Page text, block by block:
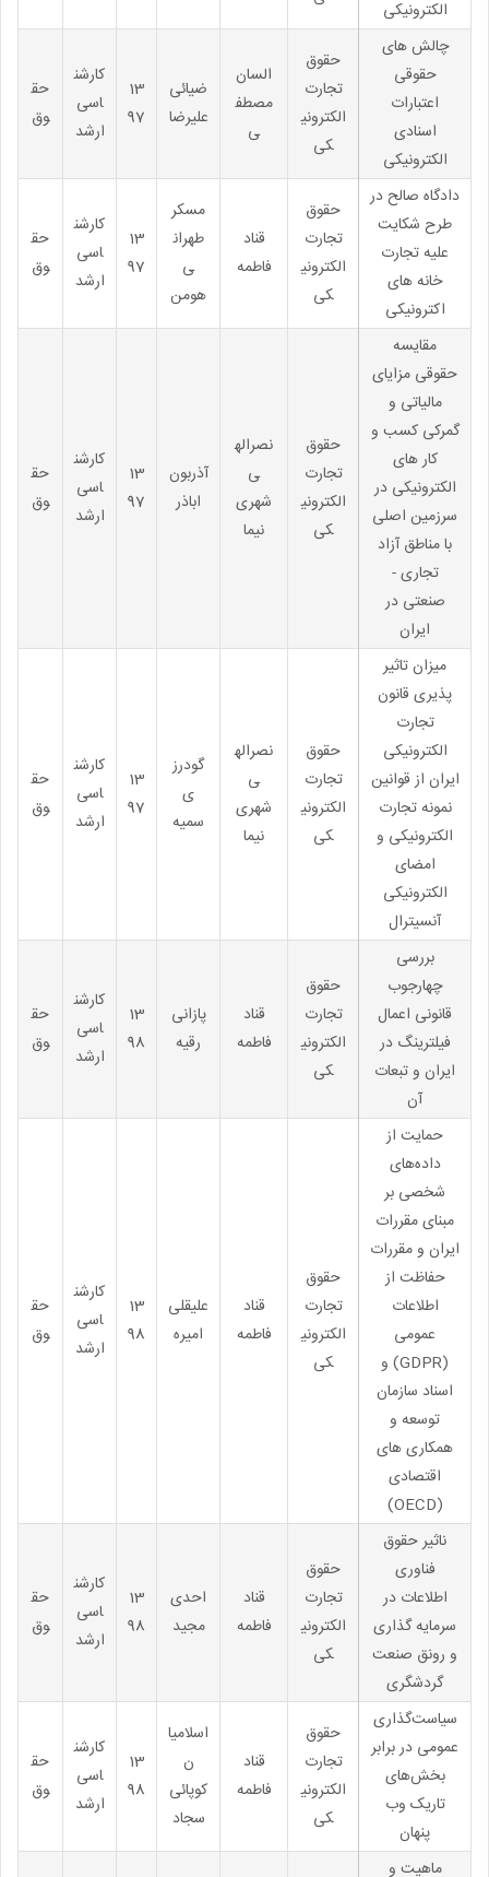
الکترونیکی
چالش های
حقوقی
اعتبارات
اسنادی
الکترونیکی
حقوق
تجارت
الکترونی
کی
السان
مصطف
ی
ضیائی
علیرضا
13
97
کارشن
اسی
ارشد
حق
وق
دادگاه صالح در
طرح شکایت
علیه تجارت
خانه های
اکترونیکی
حقوق
تجارت
الکترونی
کی
قناد
فاطمه
مسکر
طهران
ی
هومن
13
97
کارشن
اسی
ارشد
حق
وق
مقایسه
حقوقی مزایای
مالیاتی و
گمرکی کسب و
کار های
الکترونیکی در
سرزمین اصلی
با مناطق آزاد
تجاری -
صنعتی در
ایران
حقوق
تجارت
الکترونی
کی
نصراله
ی
شهری
نیما
آذربون
اباذر
13
97
کارشن
اسی
ارشد
حق
وق
میزان تاثیر
پذیری قانون
تجارت
الکترونیکی
ایران از قوانین
نمونه تجارت
الکترونیکی و
امضای
الکترونیکی
آنسیترال
حقوق
تجارت
الکترونی
کی
نصراله
ی
شهری
نیما
گودرز
ی
سمیه
13
97
کارشن
اسی
ارشد
حق
وق
بررسی
چهارجوب
قانونی اعمال
فیلترینگ در
ایران و تبعات
آن
حقوق
تجارت
الکترونی
کی
قناد
فاطمه
پازانی
رقیه
13
98
کارشن
اسی
ارشد
حق
وق
حمایت از
داده‌های
شخصی بر
مبنای مقررات
ایران و مقررات
حفاظت از
اطلاعات
عمومی
(GDPR) و
اسناد سازمان
توسعه و
همکاری های
اقتصادی
(OECD)
حقوق
تجارت
الکترونی
کی
قناد
فاطمه
علیقلی
امیره
13
98
کارشن
اسی
ارشد
حق
وق
ناثیر حقوق
فناوری
اطلاعات در
سرمایه گذاری
و رونق صنعت
گردشگری
حقوق
تجارت
الکترونی
کی
قناد
فاطمه
احدی
مجید
13
98
کارشن
اسی
ارشد
حق
وق
سیاست‌گذاری
عمومی در برابر
بخش‌های
تاریک وب
پنهان
حقوق
تجارت
الکترونی
کی
قناد
فاطمه
اسلامیا
ن
کوپائی
سجاد
13
98
کارشن
اسی
ارشد
حق
وق
ماهیت و